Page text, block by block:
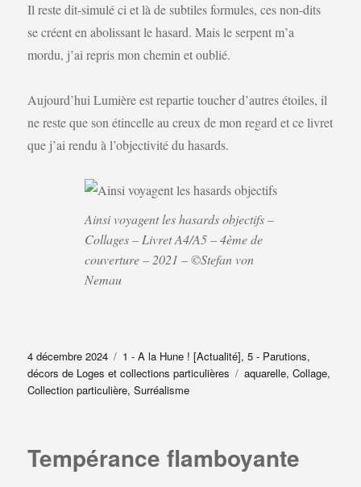
Il reste dit-simulé ci et là de subtiles formules, ces non-dits
se créent en abolissant le hasard. Mais le serpent m’a
mordu, j’ai repris mon chemin et oublié.
Aujourd’hui Lumière est repartie toucher d’autres étoiles, il
ne reste que son étincelle au creux de mon regard et ce livret
que j’ai rendu à l’objectivité du hasards.
Ainsi voyagent les hasards objectifs –
Collages – Livret A4/A5 – 4ème de
couverture – 2021 – ©Stefan von
Nemau
Publié
le
4 décembre 2024 Catégories
1 - A la Hune ! [Actualité],5 - Parutions,
décors de Loges et collections particulières
Étiquettes
aquarelle,Collage,
Collection particulière,Surréalisme
Tempérance flamboyante